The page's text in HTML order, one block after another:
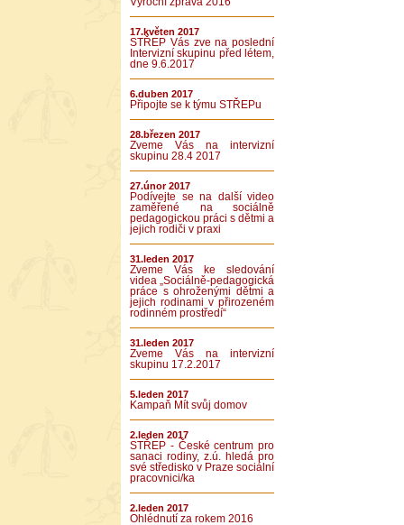
17.květen 2017
STŘEP Vás zve na poslední
Intervizní skupinu před létem,
dne 9.6.2017
6.duben 2017
Připojte se k týmu STŘEPu
28.březen 2017
Zveme Vás na intervizní
skupinu 28.4 2017
27.únor 2017
Podívejte se na další video
zaměřené na sociálně
pedagogickou práci s dětmi a
jejich rodiči v praxi
31.leden 2017
Zveme Vás ke sledování
videa „Sociálně-pedagogická
práce s ohroženými dětmi a
jejich rodinami v přirozeném
rodinném prostředí“
31.leden 2017
Zveme Vás na intervizní
skupinu 17.2.2017
5.leden 2017
Kampaň Mít svůj domov
2.leden 2017
STŘEP - České centrum pro
sanaci rodiny, z.ú. hledá pro
své středisko v Praze sociální
pracovnici/ka
2.leden 2017
Ohlédnutí za rokem 2016